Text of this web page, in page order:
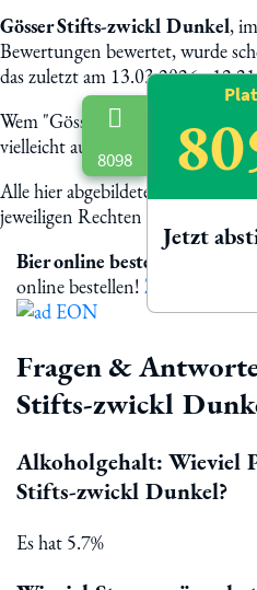
Gösser Stifts-zwickl Dunkel,
Bewertungen bewertet, wurde
das zuletzt am 13.03.2026 -
Wem "Gösser Stifts-zwickl
vielleicht auch:
Alle hier abgebildete Biermarken
jeweiligen Rechten der
8098
Jetzt
Bier online bestellen
online bestellen! Zur Bestellung
Fragen &
Stifts-zwickl
Alkoholgehalt: Wieviel
Stifts-zwickl Dunkel?
Es hat 5.7%